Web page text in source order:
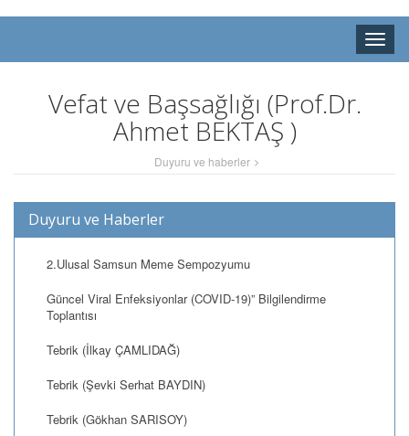
Toggle
Vefat ve Başsağlığı (Prof.Dr.
Ahmet BEKTAŞ )
Duyuru ve haberler
Duyuru ve Haberler
2.Ulusal Samsun Meme Sempozyumu
Güncel Viral Enfeksiyonlar (COVID-19)” Bilgilendirme
Toplantısı
Tebrik (İlkay ÇAMLIDAĞ)
Tebrik (Şevki Serhat BAYDIN)
Tebrik (Gökhan SARISOY)